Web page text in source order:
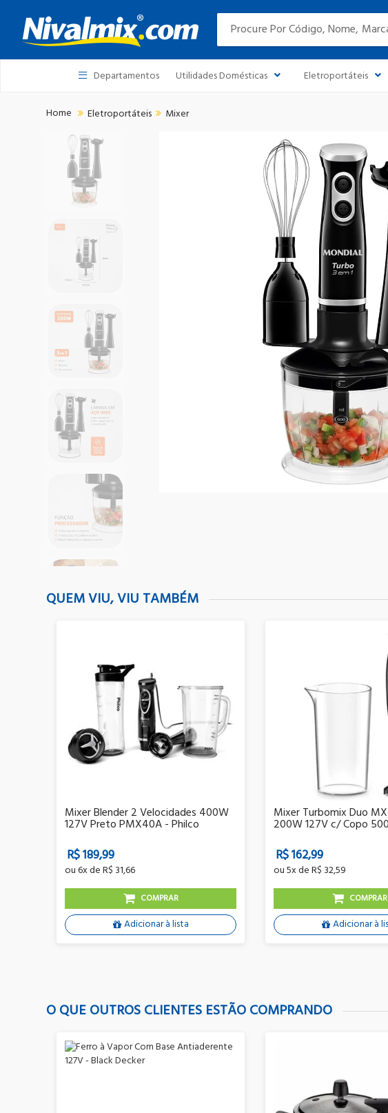
Departamentos Utilidades Domésticas Eletroportáteis
Eletroportáteis Mixer
QUEM VIU, VIU TAMBÉM
Mixer Blender 2 Velocidades 400W
127V Preto PMX40A - Philco
R$ 189,99
ou6xdeR$ 31,66
COMPRAR
Adicionar à lista
Mixer Turbomix Duo
200W 127V c/ Copo
R$ 162,99
ou5xdeR$ 32,59
COMPRAR
Adicionar à
O QUE OUTROS CLIENTES ESTÃO COMPRANDO